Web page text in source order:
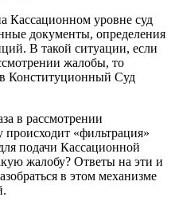
Кассационном уровне суд
документы, определения
В такой ситуации, если
жалобы, то
Конституционный Суд
в рассмотрении
«фильтрация»
подачи Кассационной
жалобу? Ответы на эти и
в этом механизме